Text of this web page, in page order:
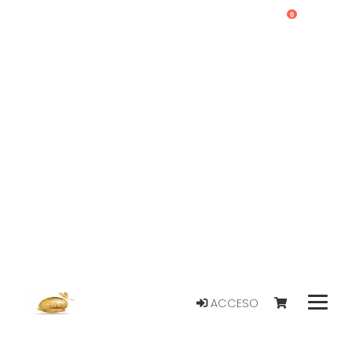
ACCESO
0